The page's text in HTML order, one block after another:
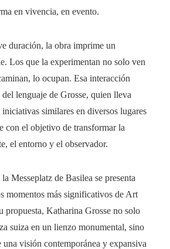
en vivencia, en evento.
duración, la obra imprime un
Los que la experimentan no solo ven
lo ocupan. Esa interacción
lenguaje de Grosse, quien lleva
similares en diversos lugares
con el objetivo de transformar la
el entorno y el observador.
Messeplatz de Basilea se presenta
momentos más significativos de Art
propuesta, Katharina Grosse no solo
suiza en un lienzo monumental, sino
una visión contemporánea y expansiva